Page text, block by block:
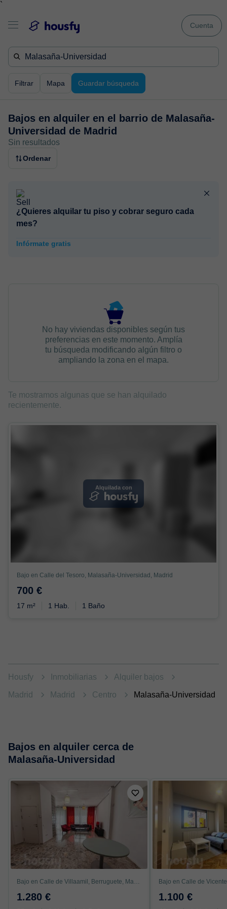
`
Cuenta
Filtrar Mapa Guardar búsqueda
Bajos en alquiler en el barrio de Malasaña-
Universidad de Madrid
Sin resultados
Ordenar
¿Quieres alquilar tu piso y cobrar seguro cada
mes?
Infórmate gratis
No hay viviendas disponibles según tus
preferencias en este momento. Amplía
tu búsqueda modificando algún filtro o
ampliando la zona en el mapa.
Te mostramos algunas que se han alquilado
recientemente.
Alquilada con
Bajo en Calle del Tesoro, Malasaña-Universidad, Madrid
700 €
17 m² 1 Hab. 1 Baño
Housfy Inmobiliarias Alquiler bajos
Madrid Madrid Centro Malasaña-Universidad
Bajos en alquiler cerca de
Malasaña-Universidad
Bajo en Calle de Villaamil, Berruguete, Madrid
1.280 € 1.100 €